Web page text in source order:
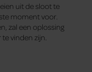
uit de sloot te
moment voor.
zal een oplossing
vinden zijn.